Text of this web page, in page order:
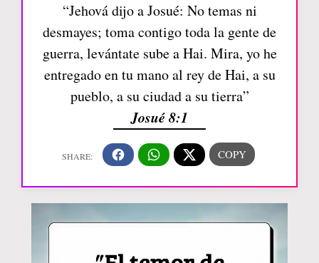
“Jehová dijo a Josué: No temas ni
desmayes; toma contigo toda la gente de
guerra, levántate sube a Hai. Mira, yo he
entregado en tu mano al rey de Hai, a su
pueblo, a su ciudad a su tierra”
Josué 8:1